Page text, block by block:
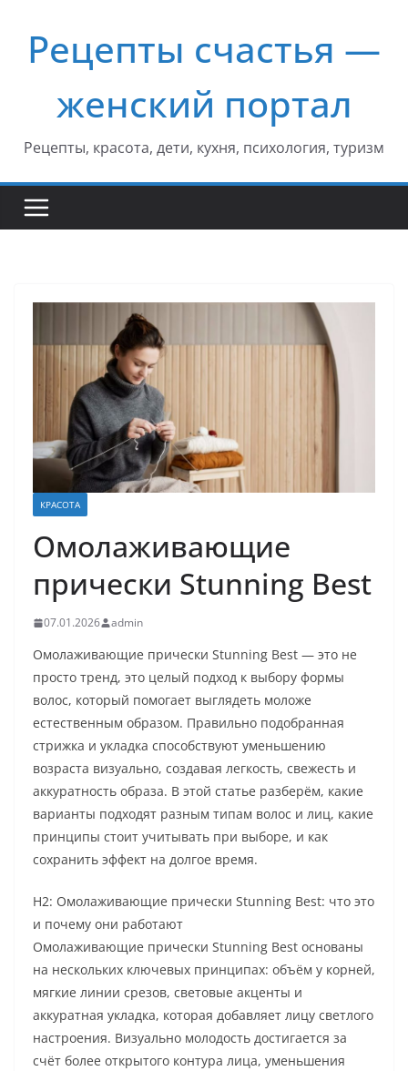
содержимому
Рецепты счастья —
женский портал
Рецепты, красота, дети, кухня, психология, туризм
КРАСОТА
Омолаживающие
прически Stunning Best
07.01.2026 admin
Омолаживающие прически Stunning Best — это не
просто тренд, это целый подход к выбору формы
волос, который помогает выглядеть моложе
естественным образом. Правильно подобранная
стрижка и укладка способствуют уменьшению
возраста визуально, создавая легкость, свежесть и
аккуратность образа. В этой статье разберём, какие
варианты подходят разным типам волос и лиц, какие
принципы стоит учитывать при выборе, и как
сохранить эффект на долгое время.
H2: Омолаживающие прически Stunning Best: что это
и почему они работают
Омолаживающие прически Stunning Best основаны
на нескольких ключевых принципах: объём у корней,
мягкие линии срезов, световые акценты и
аккуратная укладка, которая добавляет лицу светлого
настроения. Визуально молодость достигается за
счёт более открытого контура лица, уменьшения